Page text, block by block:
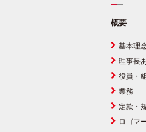
概要
基本理
理事長
役員・
業務
定款・
ロゴマ